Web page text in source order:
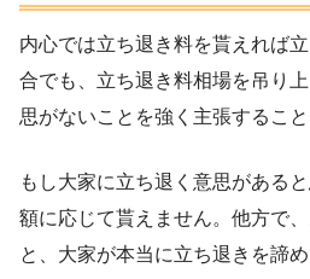
内心では立ち退き料を貰えれば
合でも、立ち退き料相場を吊り
思がないことを強く主張するこ
もし大家に立ち退く意思がある
額に応じて貰えません。他方で
と、大家が本当に立ち退きを諦